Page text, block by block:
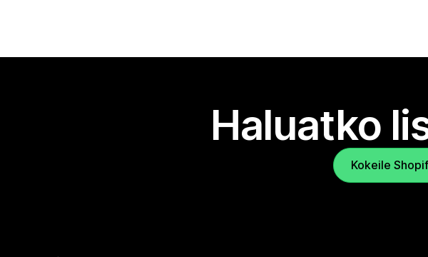
Haluatko
Kokeile